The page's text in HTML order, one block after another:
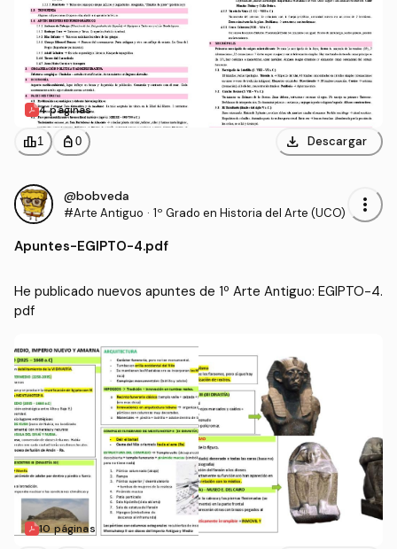
4 páginas
leaderboard1 personal_bag 0 download Descargar
@bobveda
#Arte Antiguo · 1º Grado en Historia del Arte (UCO) more_vert
Apuntes-EGIPTO-4.pdf
He publicado nuevos apuntes de 1º Arte Antiguo: EGIPTO-4.
pdf
10 páginas